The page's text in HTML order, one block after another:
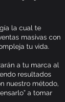
la cual te
masivas con
tu vida.
a tu marca al
resultados
nuestro método,
a tomar